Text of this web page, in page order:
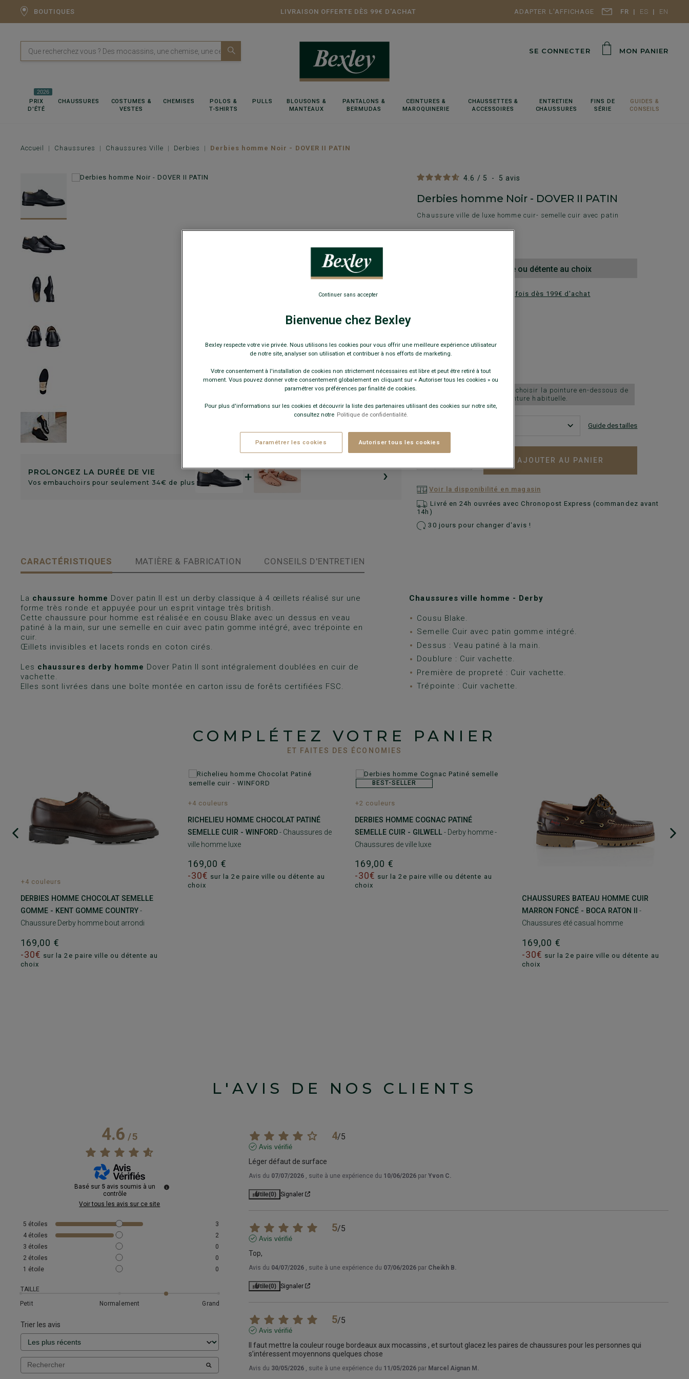
FR ES EN
BOUTIQUES LIVRAISON OFFERTE DÈS 99€ D'ACHAT ADAPTER L'AFFICHAGE
SE CONNECTER MON PANIER
PRIX
D'ÉTÉ
2026
CHAUSSURES
COSTUMES &
VESTES
CHEMISES
POLOS &
T-SHIRTS
PULLS
BLOUSONS &
MANTEAUX
PANTALONS &
BERMUDAS
CEINTURES &
MAROQUINERIE
CHAUSSETTES &
ACCESSOIRES
ENTRETIEN
CHAUSSURES
FINS DE
SÉRIE
GUIDES &
CONSEILS
Accueil Chaussures Chaussures Ville Derbies Derbies homme Noir - DOVER II PATIN
4.6 / 5 - 5 avis
Derbies homme Noir - DOVER II PATIN
Chaussure ville de luxe homme cuir- semelle cuir avec patin
sur la 2e paire ville ou détente au choix
Payez en plusieurs fois dès 199€ d'achat
Ce modèle chausse grand, choisir la pointure en-dessous de
votre pointure habituelle.
Guide des tailles
AJOUTER AU PANIER
Voir la disponibilité en magasin
Livré en 24h ouvrées avec Chronopost Express (commandez avant
14h)
30 jours pour changer d'avis !
PROLONGEZ LA DURÉE DE VIE
Vos embauchoirs pour seulement 34€ de plus ›
+
CARACTÉRISTIQUES MATIÈRE & FABRICATION CONSEILS D'ENTRETIEN
La chaussure homme Dover patin II est un derby classique à 4 œillets réalisé sur une
forme très ronde et appuyée pour un esprit vintage très british.
Cette chaussure pour homme est réalisée en cousu Blake avec un dessus en veau
patiné à la main, sur une semelle en cuir avec patin gomme intégré, avec trépointe en
cuir.
Œillets invisibles et lacets ronds en coton cirés.
Les chaussures derby homme Dover Patin II sont intégralement doublées en cuir de
vachette.
Elles sont livrées dans une boîte montée en carton issu de forêts certifiées FSC.
Chaussures ville homme - Derby
Cousu Blake.
Semelle Cuir avec patin gomme intégré.
Dessus : Veau patiné à la main.
Doublure : Cuir vachette.
Première de propreté : Cuir vachette.
Trépointe : Cuir vachette.
COMPLÉTEZ VOTRE PANIER
ET FAITES DES ÉCONOMIES
+4 couleurs
DERBIES HOMME CHOCOLAT SEMELLE
GOMME - KENT GOMME COUNTRY-
Chaussure Derby homme bout arrondi
169,00 €
-30€ sur la 2e paire ville ou détente au
choix
+4 couleurs
RICHELIEU HOMME CHOCOLAT PATINÉ
SEMELLE CUIR - WINFORD- Chaussures de
ville homme luxe
169,00 €
-30€ sur la 2e paire ville ou détente au
choix
BEST-SELLER
+2 couleurs
DERBIES HOMME COGNAC PATINÉ
SEMELLE CUIR - GILWELL - Derby homme -
Chaussures de ville luxe
169,00 €
-30€ sur la 2e paire ville ou détente au
choix
CHAUSSURES BATEAU HOMME CUIR
MARRON FONCÉ - BOCA RATON II
-
Chaussures été casual homme
169,00 €
-30€ sur la 2e paire ville ou détente au
choix
L'AVIS DE NOS CLIENTS
4.6/5
Basé sur 5 avis soumis à un
contrôle
Voir tous les avis sur ce site
5 étoiles
3
4 étoiles
2
3 étoiles
0
2 étoiles
0
1 étoile 0
TAILLE
Petit
Normalement Grand
Trier les avis
4/5
Avis vérifié
Léger défaut de surface
Avis du 07/07/2026 , suite à une expérience du 10/06/2026 par Yvon C.
Utile(0) Signaler
5/5
Avis vérifié
Top,
Avis du 04/07/2026 , suite à une expérience du 07/06/2026 par Cheikh B.
Utile(0) Signaler
5/5
Avis vérifié
Il faut mettre la couleur rouge bordeaux aux mocassins , et surtout glacez les paires de chaussures pour les personnes qui
s’intéressent moyennons quelques chose
Avis du 30/05/2026 , suite à une expérience du 11/05/2026 par Marcel Aignan M.
Bienvenue chez Bexley
Bexley respecte votre vie privée. Nous utilisons les cookies pour vous offrir une meilleure expérience utilisateur
de notre site, analyser son utilisation et contribuer à nos efforts de marketing.
Votre consentement à l'installation de cookies non strictement nécessaires est libre et peut être retiré à tout
moment. Vous pouvez donner votre consentement globalement en cliquant sur « Autoriser tous les cookies » ou
paramétrer vos préférences par finalité de cookies.
Pour plus d'informations sur les cookies et découvrir la liste des partenaires utilisant des cookies sur notre site,
consultez notre Politique de confidentialité.
Paramétrer les cookies Autoriser tous les cookies
Continuer sans accepter